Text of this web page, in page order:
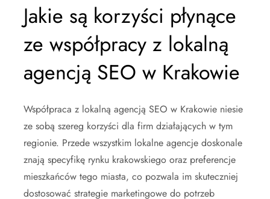
Jakie są korzyści płynące
ze współpracy z lokalną
agencją SEO w Krakowie
Współpraca z lokalną agencją SEO w Krakowie niesie
ze sobą szereg korzyści dla firm działających w tym
regionie. Przede wszystkim lokalne agencje doskonale
znają specyfikę rynku krakowskiego oraz preferencje
mieszkańców tego miasta, co pozwala im skuteczniej
dostosować strategie marketingowe do potrzeb